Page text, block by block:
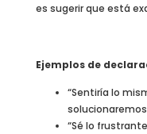
es sugerir que está
Ejemplos de
“Sentiría lo
“Sé lo